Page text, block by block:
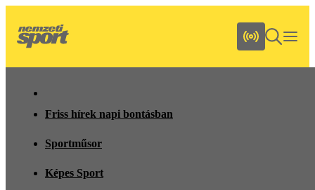
Friss hírek napi bontásban
Sportműsor
Képes Sport